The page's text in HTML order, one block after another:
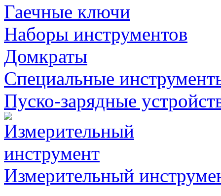
Гаечные ключи
Наборы инструментов
Домкраты
Специальные
Пуско-зарядные
Измерительный